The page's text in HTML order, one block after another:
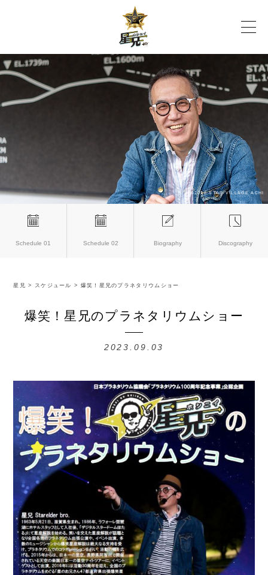
Schedule 01 Schedule 02 Biography Discography
星兄 > スケジュール > 爆笑！星兄のプラネタリウムショー
爆笑！星兄のプラネタリウムショー
2023.09.03